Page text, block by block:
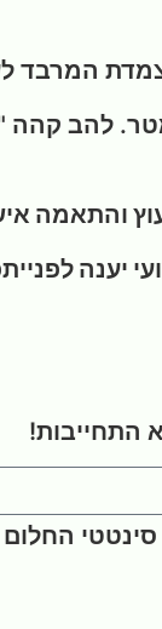
המרבד
להב (או
והתאמה
יענה
התחייבות!
סינטטי